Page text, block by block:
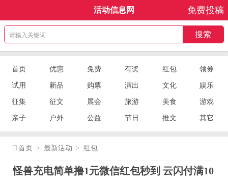
活动信息网 免费投稿
首页 优惠 免费 有奖 红包 领券
试用 新品 购票 演出 文化 娱乐
征集 征文 展会 旅游 美食 游戏
亲子 户外 公益 节日 推文 其它
首页 > 最新活动 > 红包
怪兽充电简单撸1元微信红包秒到 云闪付满10